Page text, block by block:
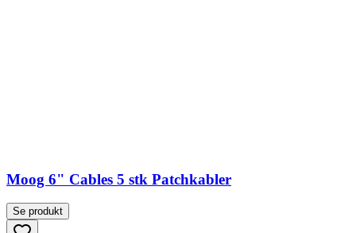
Moog 6" Cables 5 stk Patchkabler
Se produkt